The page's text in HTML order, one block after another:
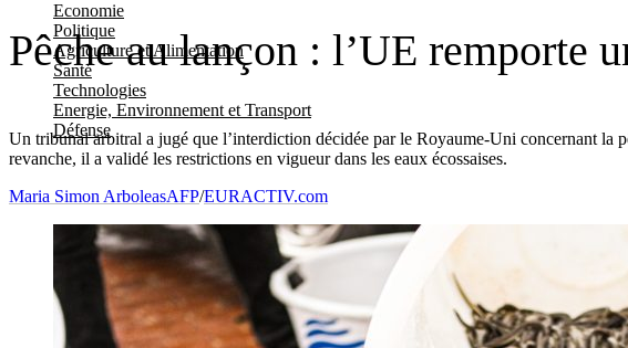
Economie
Politique
Agriculture et Alimentation
Santé
Technologies
Energie, Environnement et Transport
Défense
Pêche au lançon : l’UE remporte
Un tribunal arbitral a jugé que l’interdiction décidée par le Royaume-Uni concernant
revanche, il a validé les restrictions en vigueur dans les eaux écossaises.
Maria Simon ArboleasAFP/EURACTIV.com